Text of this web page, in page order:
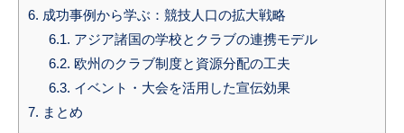
6. 成功事例から学ぶ：競技人口の拡大戦略
6.1. アジア諸国の学校とクラブの連携モデル
6.2. 欧州のクラブ制度と資源分配の工夫
6.3. イベント・大会を活用した宣伝効果
7. まとめ